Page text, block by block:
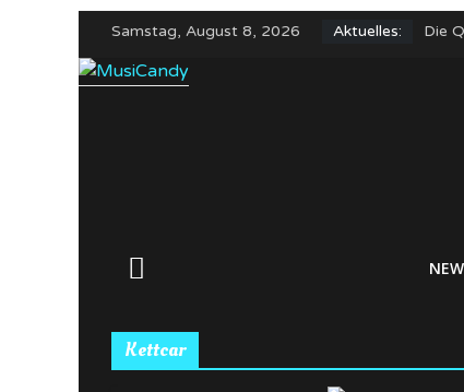
Zum
springen
Samstag, August 8, 2026 Aktuelles:
Die
Kettcar